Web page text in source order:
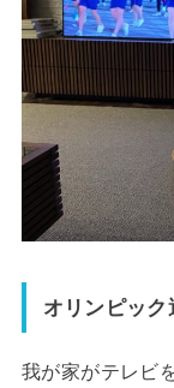
オリンピック
我が家がテレビ